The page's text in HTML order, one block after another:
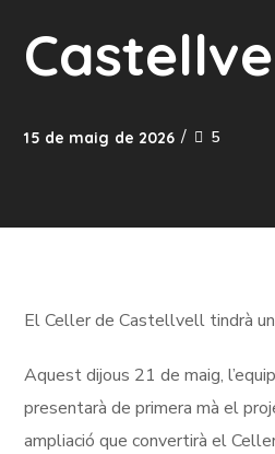
15 de maig de 2026 5
El Celler de Castellvell tindrà
Aquest dijous 21 de maig,
presentarà de primera mà el
ampliació que convertirà el